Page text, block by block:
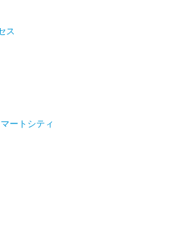
ス
ートシティ